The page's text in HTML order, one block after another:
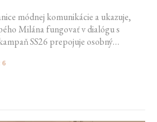
módnej komunikácie a ukazuje,
Milána fungovať v dialógu s
SS26 prepojuje osobný
a zdieľame. Zároveň
spojenie medzi módou, digitálnym
mladej generácie.